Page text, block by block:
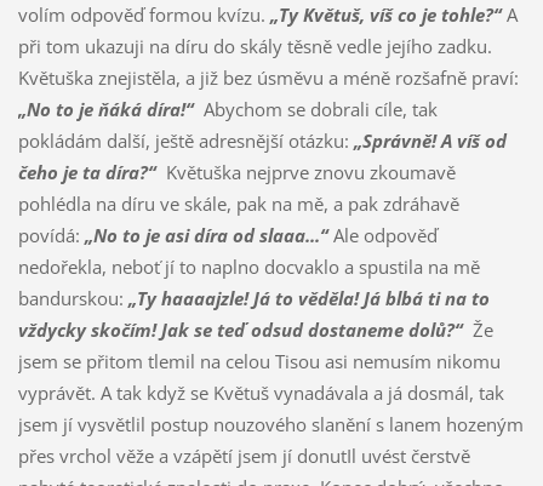
volím odpověď formou kvízu. „Ty Květuš, víš co je tohle?“A
při tom ukazuji na díru do skály těsně vedle jejího zadku.
Květuška znejistěla, a již bez úsměvu a méně rozšafně praví:
„No to je ňáká díra!“Abychom se dobrali cíle, tak
pokládám další, ještě adresnější otázku: „Správně! A víš od
čeho je ta díra?“Květuška nejprve znovu zkoumavě
pohlédla na díru ve skále, pak na mě, a pak zdráhavě
povídá: „No to je asi díra od slaaa...“Ale odpověď
nedořekla, neboť jí to naplno docvaklo a spustila na mě
bandurskou: „Ty haaaajzle! Já to věděla! Já blbá ti na to
vždycky skočím! Jak se teď odsud dostaneme dolů?“Že
jsem se přitom tlemil na celou Tisou asi nemusím nikomu
vyprávět. A tak když se Květuš vynadávala a já dosmál, tak
jsem jí vysvětlil postup nouzového slanění s lanem hozeným
přes vrchol věže a vzápětí jsem jí donutIl uvést čerstvě